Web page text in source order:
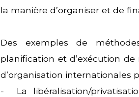
la manière d’organiser et de
Des exemples de
planification et d’exécution
d’organisation internationales
- La libéralisation/